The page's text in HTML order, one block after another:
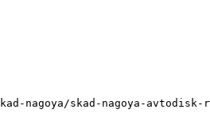
nagoya/skad-nagoya-